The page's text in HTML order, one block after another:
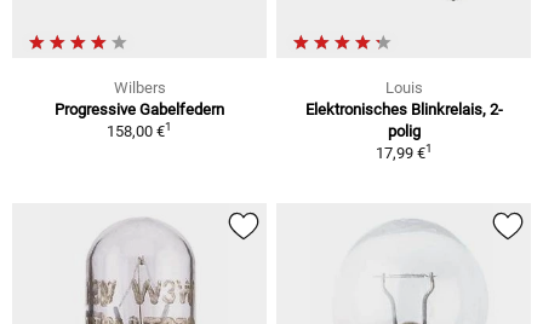
Wilbers
Progressive Gabelfedern
158,00 €1
Louis
Elektronisches Blinkrelais, 2-
polig
17,99 €1